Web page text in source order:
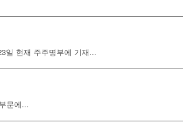
일 현재 주주명부에 기재...
에...